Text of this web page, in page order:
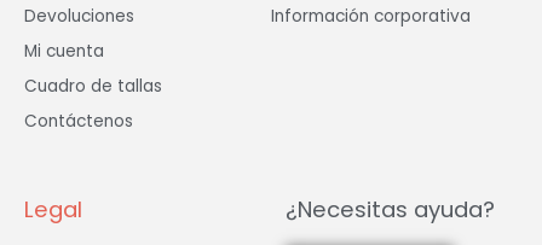
Devoluciones
Mi cuenta
Cuadro de tallas
Contáctenos
Información corporativa
Legal ¿Necesitas ayuda?